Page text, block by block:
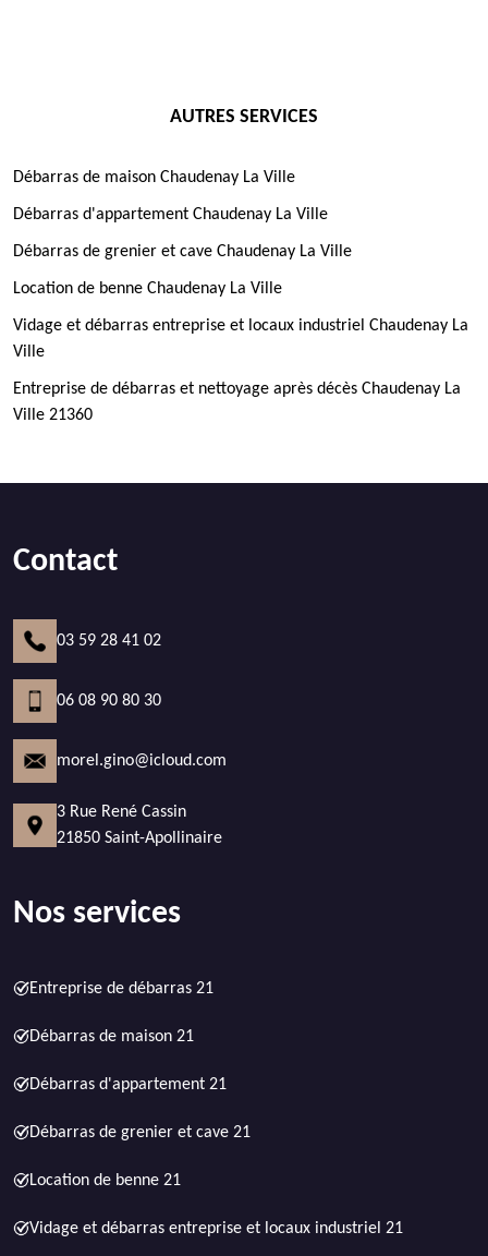
AUTRES SERVICES
Débarras de maison Chaudenay La Ville
Débarras d'appartement Chaudenay La Ville
Débarras de grenier et cave Chaudenay La Ville
Location de benne Chaudenay La Ville
Vidage et débarras entreprise et locaux industriel Chaudenay La
Ville
Entreprise de débarras et nettoyage après décès Chaudenay La
Ville 21360
Contact
03 59 28 41 02
06 08 90 80 30
morel.gino@icloud.com
3 Rue René Cassin
21850 Saint-Apollinaire
Nos services
Entreprise de débarras 21
Débarras de maison 21
Débarras d'appartement 21
Débarras de grenier et cave 21
Location de benne 21
Vidage et débarras entreprise et locaux industriel 21